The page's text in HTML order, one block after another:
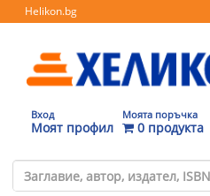
Helikon.bg
Вход
Моят профил
Моята поръчка
0 продукта